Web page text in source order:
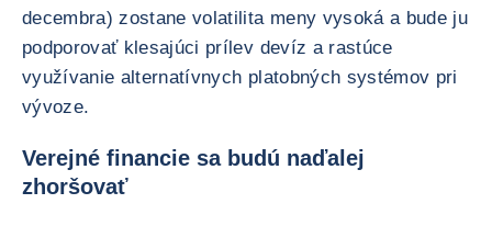
decembra) zostane volatilita meny vysoká a bude ju
podporovať klesajúci prílev devíz a rastúce
využívanie alternatívnych platobných systémov pri
vývoze.
Verejné financie sa budú naďalej
zhoršovať